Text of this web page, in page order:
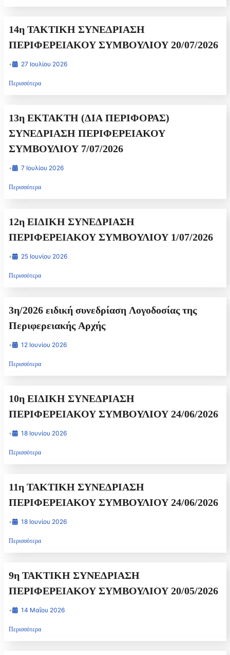
14η ΤΑΚΤΙΚΗ ΣΥΝΕΔΡΙΑΣΗ
ΠΕΡΙΦΕΡΕΙΑΚΟΥ ΣΥΜΒΟΥΛΙΟΥ 20/07/2026
• 27 Ιουλίου 2026
Περισσότερα
13η EKTAKTH (ΔΙΑ ΠΕΡΙΦΟΡΑΣ)
ΣΥΝΕΔΡΙΑΣΗ ΠΕΡΙΦΕΡΕΙΑΚΟΥ
ΣΥΜΒΟΥΛΙΟΥ 7/07/2026
• 7 Ιουλίου 2026
Περισσότερα
12η ΕΙΔΙΚΗ ΣΥΝΕΔΡΙΑΣΗ
ΠΕΡΙΦΕΡΕΙΑΚΟΥ ΣΥΜΒΟΥΛΙΟΥ 1/07/2026
• 25 Ιουνίου 2026
Περισσότερα
3η/2026 ειδική συνεδρίαση Λογοδοσίας της
Περιφερειακής Αρχής
• 12 Ιουνίου 2026
Περισσότερα
10η ΕΙΔΙΚΗ ΣΥΝΕΔΡΙΑΣΗ
ΠΕΡΙΦΕΡΕΙΑΚΟΥ ΣΥΜΒΟΥΛΙΟΥ 24/06/2026
• 18 Ιουνίου 2026
Περισσότερα
11η ΤΑΚΤΙΚΗ ΣΥΝΕΔΡΙΑΣΗ
ΠΕΡΙΦΕΡΕΙΑΚΟΥ ΣΥΜΒΟΥΛΙΟΥ 24/06/2026
• 18 Ιουνίου 2026
Περισσότερα
9η ΤΑΚΤΙΚΗ ΣΥΝΕΔΡΙΑΣΗ
ΠΕΡΙΦΕΡΕΙΑΚΟΥ ΣΥΜΒΟΥΛΙΟΥ 20/05/2026
• 14 Μαΐου 2026
Περισσότερα